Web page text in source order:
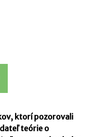
ktorí pozorovali
teórie o